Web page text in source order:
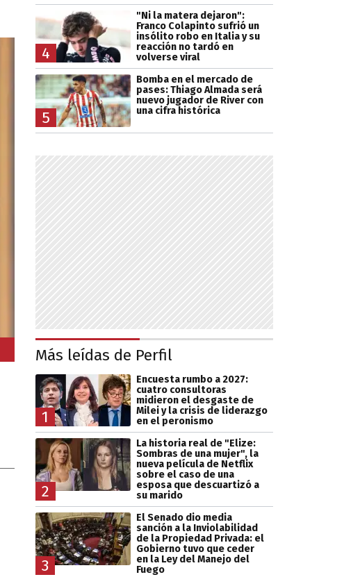
4
"Ni la matera dejaron":
Franco Colapinto sufrió un
insólito robo en Italia y su
reacción no tardó en
volverse viral
5
Bomba en el mercado de
pases: Thiago Almada será
nuevo jugador de River con
una cifra histórica
Más leídas de Perfil
1
Encuesta rumbo a 2027:
cuatro consultoras
midieron el desgaste de
Milei y la crisis de liderazgo
en el peronismo
2
La historia real de "Elize:
Sombras de una mujer", la
nueva película de Netflix
sobre el caso de una
esposa que descuartizó a
su marido
3
El Senado dio media
sanción a la Inviolabilidad
de la Propiedad Privada: el
Gobierno tuvo que ceder
en la Ley del Manejo del
Fuego